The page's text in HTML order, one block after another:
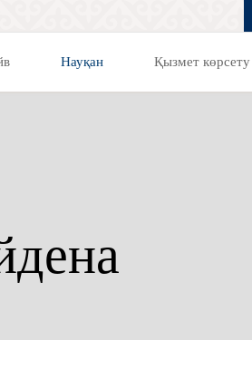
Науқан Қызмет көрсету